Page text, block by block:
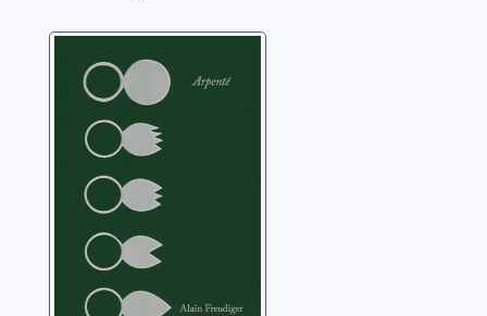
Arpenté
Freudiger, Alain